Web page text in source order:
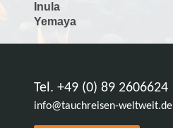
Inula
Yemaya
Tel. +49 (0) 89 2606624
info@tauchreisen-weltweit.de